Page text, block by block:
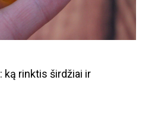
ką rinktis širdžiai ir